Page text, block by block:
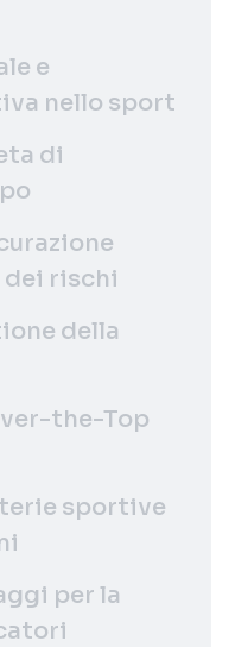
e
nello sport
di
rischi
della
the-Top
sportive
per la